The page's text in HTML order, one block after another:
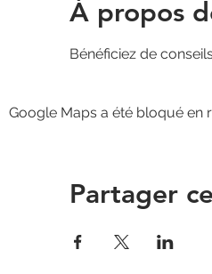
À propos
Bénéficiez de
Google Maps a été bloqué en
Partager